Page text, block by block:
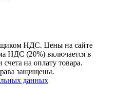
НДС. Цены на сайте
НДС (20%) включается в
на оплату товара.
защищены.
данных